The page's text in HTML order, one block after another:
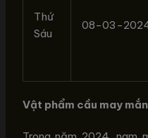
Thứ
Sáu
08-03-
Vật phẩm cầu may